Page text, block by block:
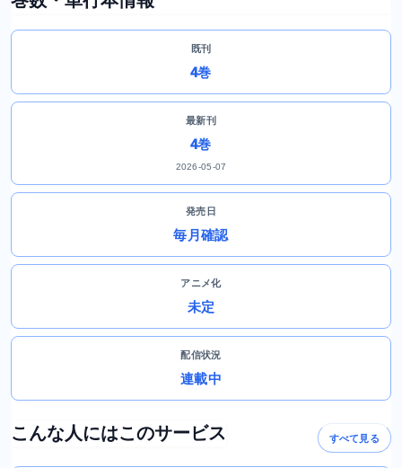
既刊
4巻
最新刊
4巻
2026-05-07
発売日
毎月確認
アニメ化
未定
配信状況
連載中
こんな人にはこのサービス すべて見る